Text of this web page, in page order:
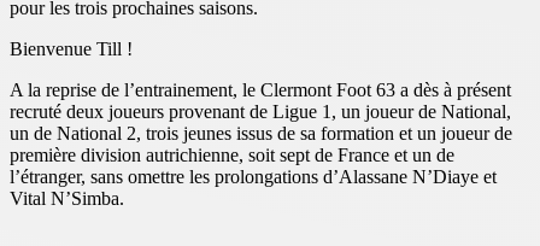
pour les trois prochaines saisons.
Bienvenue Till !
A la reprise de l’entrainement, le Clermont Foot 63 a dès à présent
recruté deux joueurs provenant de Ligue 1, un joueur de National,
un de National 2, trois jeunes issus de sa formation et un joueur de
première division autrichienne, soit sept de France et un de
l’étranger, sans omettre les prolongations d’Alassane N’Diaye et
Vital N’Simba.